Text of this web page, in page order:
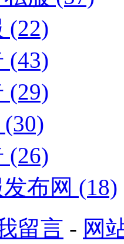
(22)
(43)
(29)
(30)
(26)
布网 (18)
留言 - 网